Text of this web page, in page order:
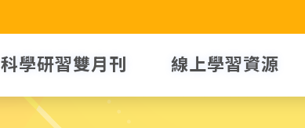
科學研習雙月刊 線上學習資源